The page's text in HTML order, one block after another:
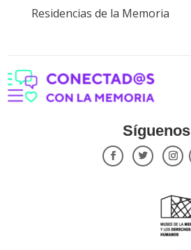
Residencias de la Memoria
Síguenos